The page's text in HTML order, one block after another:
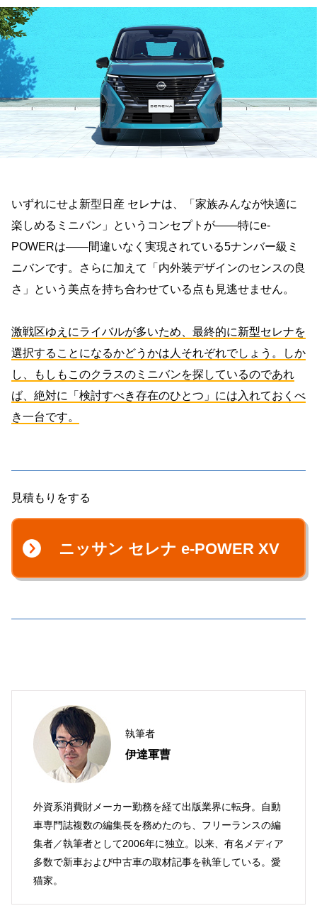
いずれにせよ新型日産 セレナは、「家族みんなが快適に
楽しめるミニバン」というコンセプトが――特にe-
POWERは――間違いなく実現されている5ナンバー級ミ
ニバンです。さらに加えて「内外装デザインのセンスの良
さ」という美点を持ち合わせている点も見逃せません。
激戦区ゆえにライバルが多いため、最終的に新型セレナを
選択することになるかどうかは人それぞれでしょう。しか
し、もしもこのクラスのミニバンを探しているのであれ
ば、絶対に「検討すべき存在のひとつ」には入れておくべ
き一台です。
見積もりをする
ニッサン セレナ e-POWER XV
執筆者
伊達軍曹
外資系消費財メーカー勤務を経て出版業界に転身。自動
車専門誌複数の編集長を務めたのち、フリーランスの編
集者／執筆者として2006年に独立。以来、有名メディア
多数で新車および中古車の取材記事を執筆している。愛
猫家。